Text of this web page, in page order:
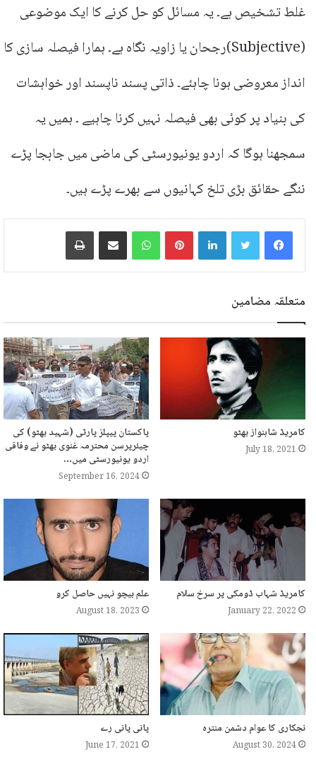
غلط تشخیص ہے۔ یہ مسائل کو حل کرنے کا ایک موضوعی
(Subjective)رجحان یا زاویہ نگاہ ہے۔ ہمارا فیصلہ سازی کا
انداز معروضی ہونا چاہئے۔ ذاتی پسند ناپسند اور خواہشات
کی بنیاد پر کوئی بھی فیصلہ نہیں کرنا چاہیے ۔ ہمیں یہ
سمجھنا ہوگا کہ اردو یونیورسٹی کی ماضی میں جابجا پڑے
ننگے حقائق بڑی تلخ کہانیوں سے بھرے پڑے ہیں۔
LinkedIn
WhatsApp ایمیل پر شیئر کریں
متعلقہ مضامین
کامریڈ شاہنواز بھٹو
July 18, 2021
پاکستان پیپلز پارٹی (شہید بھٹو) کی
چیئرپرسن محترمہ غنوی بھٹو نے وفاقی
اردو یونیورسٹی میں…
September 16, 2024
کامریڈ شہاب ڈومکی پر سرخ سلام
January 22, 2022
علم بیچو نہیں حاصل کرو
August 18, 2023
نجکاری کا عوام دشمن منترہ
August 30, 2024
پانی پانی رے
June 17, 2021